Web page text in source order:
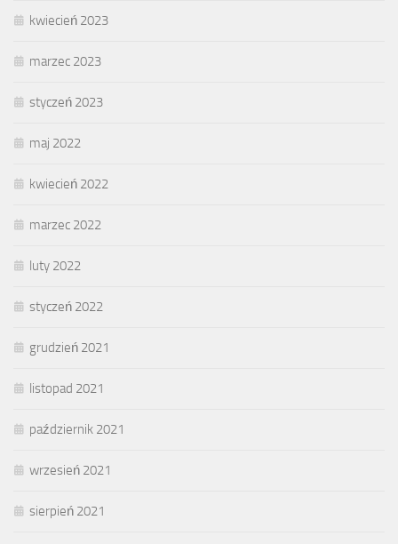
kwiecień 2023
marzec 2023
styczeń 2023
maj 2022
kwiecień 2022
marzec 2022
luty 2022
styczeń 2022
grudzień 2021
listopad 2021
październik 2021
wrzesień 2021
sierpień 2021